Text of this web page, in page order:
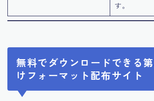
す。
無料でダウンロードできる
けフォーマット配布サイト